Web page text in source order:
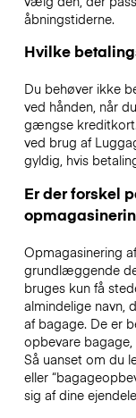
åbningstiderne.
Hvilke
Du behøver ikke
ved hånden, når
gængse
ved brug af
gyldig, hvis
Er der forskel
Opmagasinering
grundlæggende
bruges kun få
almindelige navn,
af bagage. De er
opbevare
Så uanset om du
eller
sig af dine